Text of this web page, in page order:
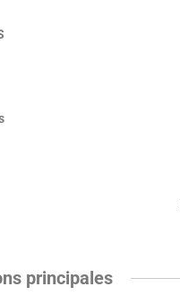
principales